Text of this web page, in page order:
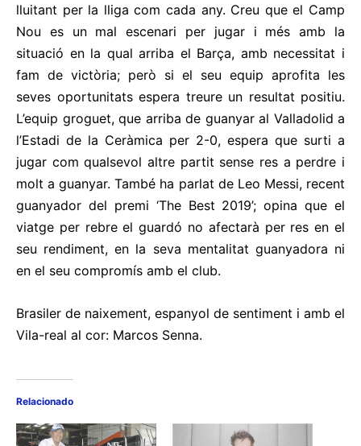
lluitant per la lliga com cada any. Creu que el Camp
Nou es un mal escenari per jugar i més amb la
situació en la qual arriba el Barça, amb necessitat i
fam de victòria; però si el seu equip aprofita les
seves oportunitats espera treure un resultat positiu.
L’equip groguet, que arriba de guanyar al Valladolid a
l’Estadi de la Ceràmica per 2-0, espera que surti a
jugar com qualsevol altre partit sense res a perdre i
molt a guanyar. També ha parlat de Leo Messi, recent
guanyador del premi ‘The Best 2019’; opina que el
viatge per rebre el guardó no afectarà per res en el
seu rendiment, en la seva mentalitat guanyadora ni
en el seu compromís amb el club.
Brasiler de naixement, espanyol de sentiment i amb el
Vila-real al cor: Marcos Senna.
Relacionado